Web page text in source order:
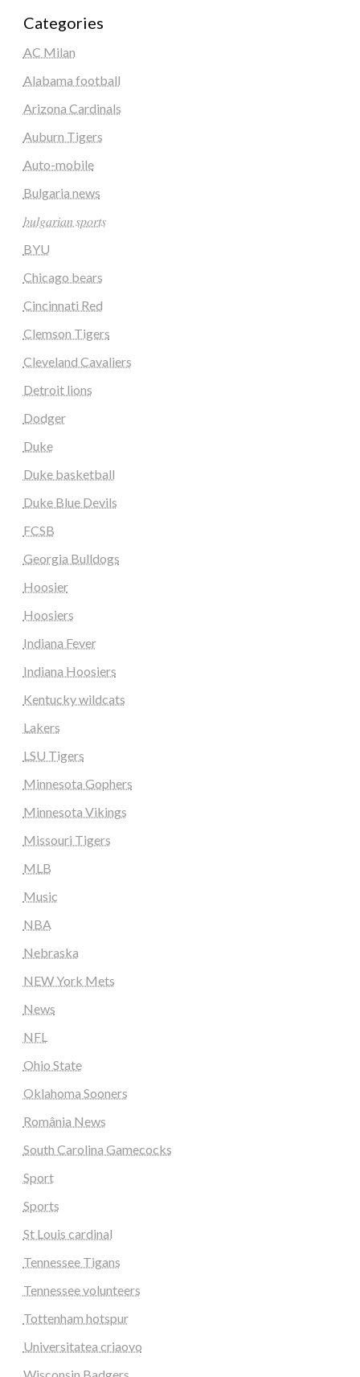
Categories
AC Milan
Alabama football
Arizona Cardinals
Auburn Tigers
Auto-mobile
Bulgaria news
𝑏𝑢𝑙𝑔𝑎𝑟𝑖𝑎𝑛 𝑠𝑝𝑜𝑟𝑡𝑠
BYU
Chicago bears
Cincinnati Red
Clemson Tigers
Cleveland Cavaliers
Detroit lions
Dodger
Duke
Duke basketball
Duke Blue Devils
FCSB
Georgia Bulldogs
Hoosier
Hoosiers
Indiana Fever
Indiana Hoosiers
Kentucky wildcats
Lakers
LSU Tigers
Minnesota Gophers
Minnesota Vikings
Missouri Tigers
MLB
Music
NBA
Nebraska
NEW York Mets
News
NFL
Ohio State
Oklahoma Sooners
România News
South Carolina Gamecocks
Sport
Sports
St Louis cardinal
Tennessee Tigans
Tennessee volunteers
Tottenham hotspur
Universitatea criaovo